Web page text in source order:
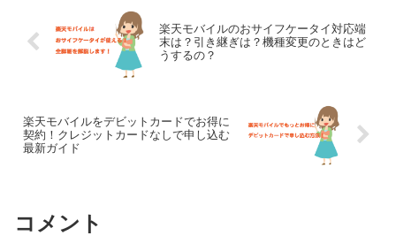
楽天モバイルのおサイフケータイ対応端
末は？引き継ぎは？機種変更のときはど
うするの？
楽天モバイルをデビットカードでお得に
契約！クレジットカードなしで申し込む
最新ガイド
コメント